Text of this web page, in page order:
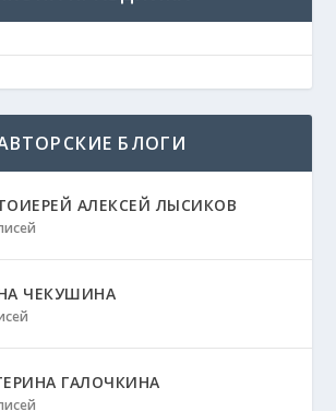
БЛОГИ
АЛЕКСЕЙ ЛЫСИКОВ
ЧЕКУШИНА
ГАЛОЧКИНА